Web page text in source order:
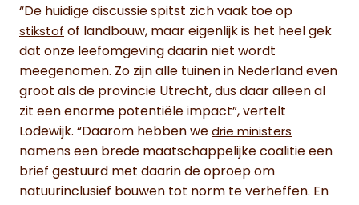
“De huidige discussie spitst zich vaak toe op
stikstof of landbouw, maar eigenlijk is het heel gek
dat onze leefomgeving daarin niet wordt
meegenomen. Zo zijn alle tuinen in Nederland even
groot als de provincie Utrecht, dus daar alleen al
zit een enorme potentiële impact”, vertelt
Lodewijk. “Daarom hebben we drie ministers
namens een brede maatschappelijke coalitie een
brief gestuurd met daarin de oproep om
natuurinclusief bouwen tot norm te verheffen. En